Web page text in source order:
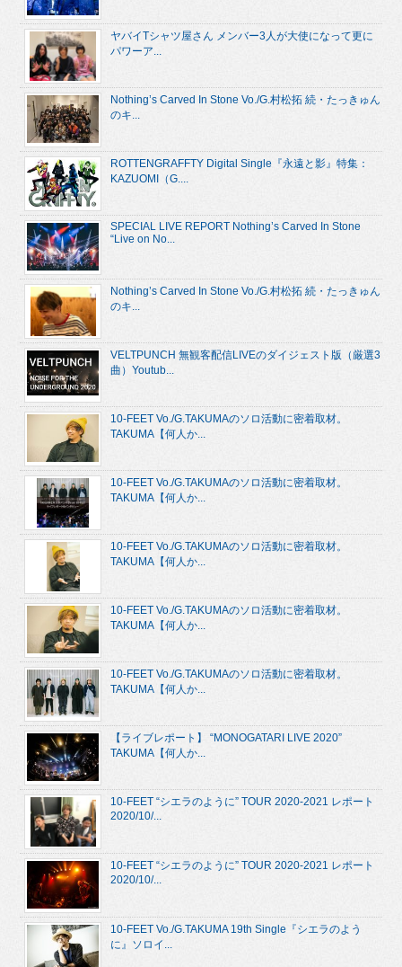
ヤバイTシャツ屋さん メンバー3人が大使になって更に
パワーア...
Nothing’s Carved In Stone Vo./G.村松拓 続・たっきゅん
のキ...
ROTTENGRAFFTY Digital Single『永遠と影』特集：
KAZUOMI（G....
SPECIAL LIVE REPORT Nothing’s Carved In Stone
“Live on No...
Nothing’s Carved In Stone Vo./G.村松拓 続・たっきゅん
のキ...
VELTPUNCH 無観客配信LIVEのダイジェスト版（厳選3
曲）Youtub...
10-FEET Vo./G.TAKUMAのソロ活動に密着取材。
TAKUMA【何人か...
10-FEET Vo./G.TAKUMAのソロ活動に密着取材。
TAKUMA【何人か...
10-FEET Vo./G.TAKUMAのソロ活動に密着取材。
TAKUMA【何人か...
10-FEET Vo./G.TAKUMAのソロ活動に密着取材。
TAKUMA【何人か...
10-FEET Vo./G.TAKUMAのソロ活動に密着取材。
TAKUMA【何人か...
【ライブレポート】 “MONOGATARI LIVE 2020”
TAKUMA【何人か...
10-FEET “シエラのように” TOUR 2020-2021 レポート
2020/10/...
10-FEET “シエラのように” TOUR 2020-2021 レポート
2020/10/...
10-FEET Vo./G.TAKUMA 19th Single『シエラのよう
に』ソロイ...